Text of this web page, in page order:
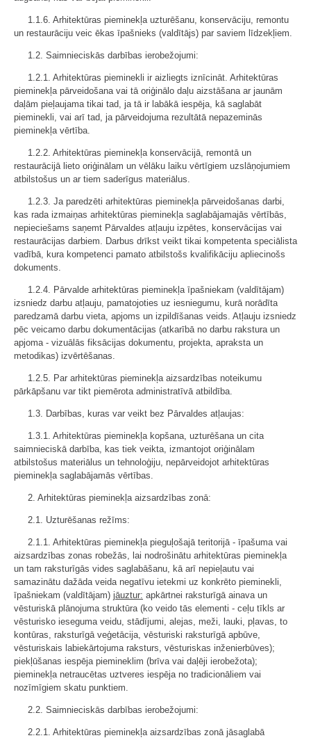
1.1.6. Arhitektūras pieminekļa uzturēšanu, konservāciju, remontu
un restaurāciju veic ēkas īpašnieks (valdītājs) par saviem līdzekļiem.
1.2. Saimnieciskās darbības ierobežojumi:
1.2.1. Arhitektūras pieminekli ir aizliegts iznīcināt. Arhitektūras
pieminekļa pārveidošana vai tā oriģinālo daļu aizstāšana ar jaunām
daļām pieļaujama tikai tad, ja tā ir labākā iespēja, kā saglabāt
pieminekli, vai arī tad, ja pārveidojuma rezultātā nepazeminās
pieminekļa vērtība.
1.2.2. Arhitektūras pieminekļa konservācijā, remontā un
restaurācijā lieto oriģinālam un vēlāku laiku vērtīgiem uzslāņojumiem
atbilstošus un ar tiem saderīgus materiālus.
1.2.3. Ja paredzēti arhitektūras pieminekļa pārveidošanas darbi,
kas rada izmaiņas arhitektūras pieminekļa saglabājamajās vērtībās,
nepieciešams saņemt Pārvaldes atļauju izpētes, konservācijas vai
restaurācijas darbiem. Darbus drīkst veikt tikai kompetenta speciālista
vadībā, kura kompetenci pamato atbilstošs kvalifikāciju apliecinošs
dokuments.
1.2.4. Pārvalde arhitektūras pieminekļa īpašniekam (valdītājam)
izsniedz darbu atļauju, pamatojoties uz iesniegumu, kurā norādīta
paredzamā darbu vieta, apjoms un izpildīšanas veids. Atļauju izsniedz
pēc veicamo darbu dokumentācijas (atkarībā no darbu rakstura un
apjoma - vizuālās fiksācijas dokumentu, projekta, apraksta un
metodikas) izvērtēšanas.
1.2.5. Par arhitektūras pieminekļa aizsardzības noteikumu
pārkāpšanu var tikt piemērota administratīvā atbildība.
1.3. Darbības, kuras var veikt bez Pārvaldes atļaujas:
1.3.1. Arhitektūras pieminekļa kopšana, uzturēšana un cita
saimnieciskā darbība, kas tiek veikta, izmantojot oriģinālam
atbilstošus materiālus un tehnoloģiju, nepārveidojot arhitektūras
pieminekļa saglabājamās vērtības.
2. Arhitektūras pieminekļa aizsardzības zonā:
2.1. Uzturēšanas režīms:
2.1.1. Arhitektūras pieminekļa pieguļošajā teritorijā - īpašuma vai
aizsardzības zonas robežās, lai nodrošinātu arhitektūras pieminekļa
un tam raksturīgās vides saglabāšanu, kā arī nepieļautu vai
samazinātu dažāda veida negatīvu ietekmi uz konkrēto pieminekli,
īpašniekam (valdītājam) jāuztur: apkārtnei raksturīgā ainava un
vēsturiskā plānojuma struktūra (ko veido tās elementi - ceļu tīkls ar
vēsturisko ieseguma veidu, stādījumi, alejas, meži, lauki, pļavas, to
kontūras, raksturīgā veģetācija, vēsturiski raksturīgā apbūve,
vēsturiskais labiekārtojuma raksturs, vēsturiskas inženierbūves);
piekļūšanas iespēja piemineklim (brīva vai daļēji ierobežota);
pieminekļa netraucētas uztveres iespēja no tradicionāliem vai
nozīmīgiem skatu punktiem.
2.2. Saimnieciskās darbības ierobežojumi:
2.2.1. Arhitektūras pieminekļa aizsardzības zonā jāsaglabā